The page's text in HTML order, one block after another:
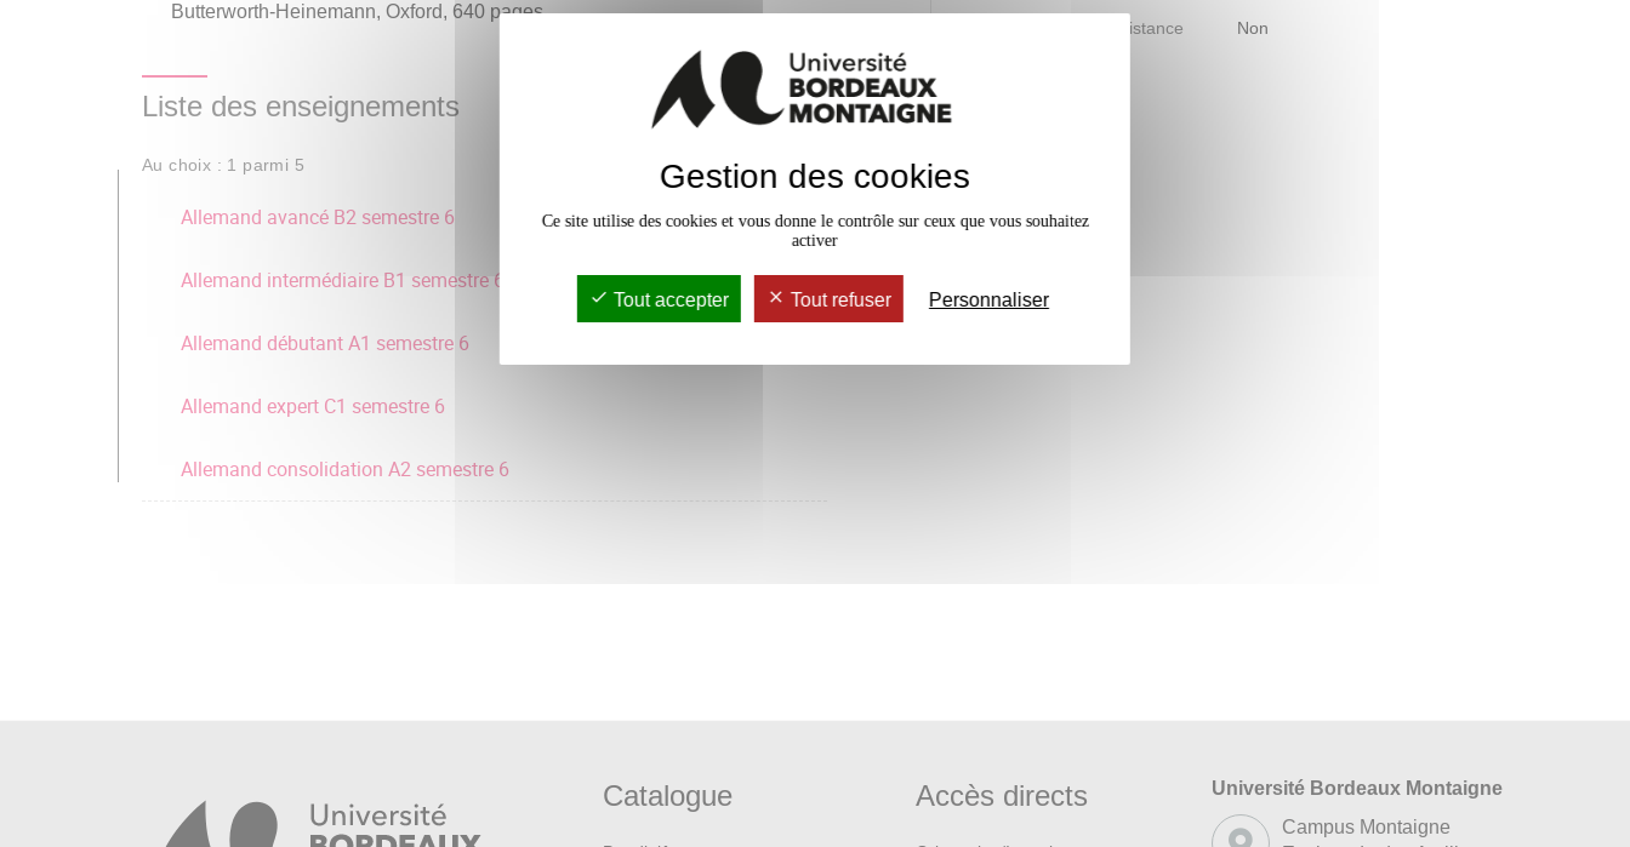
Butterworth-Heinemann, Oxford, 640 pages.
Liste des enseignements
Au choix : 1 parmi 5
Allemand avancé B2 semestre 6
Allemand intermédiaire B1 semestre 6
Allemand débutant A1 semestre 6
Allemand expert C1 semestre 6
Allemand consolidation A2 semestre 6
Accessible à distance Non
Catalogue Accès directs
Université Bordeaux Montaigne
Campus Montaigne
Gestion des cookies
Ce site utilise des cookies et vous donne le contrôle sur ceux que vous souhaitez
activer
Tout accepter Tout refuser Personnaliser